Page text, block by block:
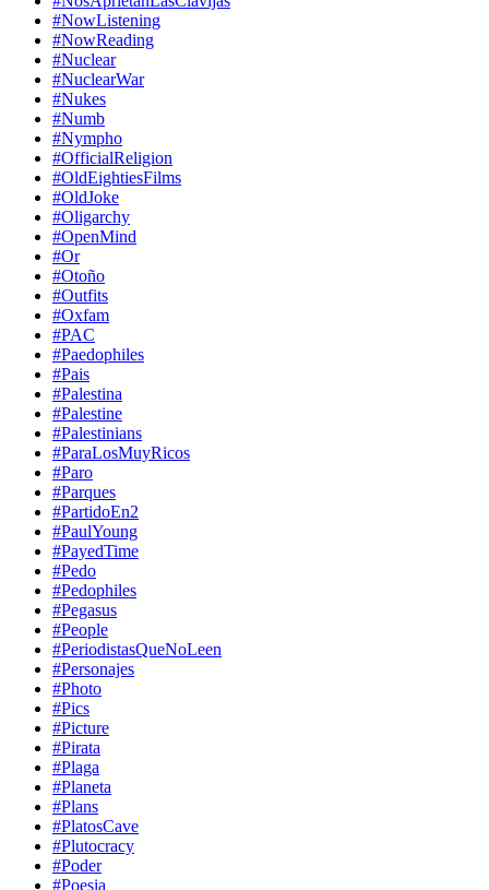
#NowListening
#NowReading
#Nuclear
#NuclearWar
#Nukes
#Numb
#Nympho
#OfficialReligion
#OldEightiesFilms
#OldJoke
#Oligarchy
#OpenMind
#Or
#Otoño
#Outfits
#Oxfam
#PAC
#Paedophiles
#Pais
#Palestina
#Palestine
#Palestinians
#ParaLosMuyRicos
#Paro
#Parques
#PartidoEn2
#PaulYoung
#PayedTime
#Pedo
#Pedophiles
#Pegasus
#People
#PeriodistasQueNoLeen
#Personajes
#Photo
#Pics
#Picture
#Pirata
#Plaga
#Planeta
#Plans
#PlatosCave
#Plutocracy
#Poder
#Poesia